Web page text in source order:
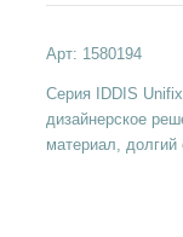
Арт: 1580194
Серия IDDIS
дизайнерское
материал, долгий